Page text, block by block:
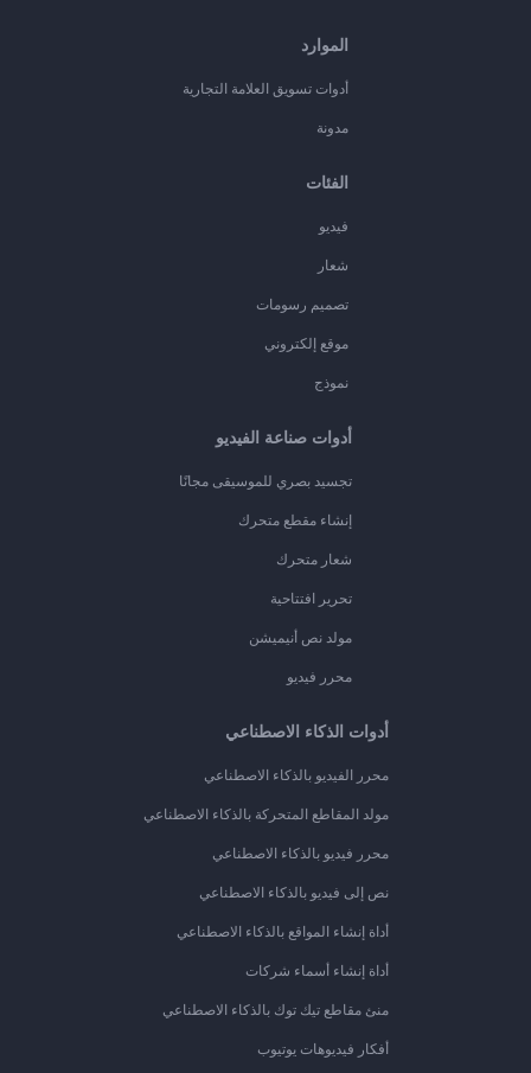
الموارد
أدوات تسويق العلامة التجارية
مدونة
الفئات
فيديو
شعار
تصميم رسومات
موقع إلكتروني
نموذج
أدوات صناعة الفيديو
تجسيد بصري للموسيقى مجانًا
إنشاء مقطع متحرك
شعار متحرك
تحرير افتتاحية
مولد نص أنيميشن
محرر فيديو
أدوات الذكاء الاصطناعي
محرر الفيديو بالذكاء الاصطناعي
مولد المقاطع المتحركة بالذكاء الاصطناعي
محرر فيديو بالذكاء الاصطناعي
نص إلى فيديو بالذكاء الاصطناعي
أداة إنشاء المواقع بالذكاء الاصطناعي
أداة إنشاء أسماء شركات
منئ مقاطع تيك توك بالذكاء الاصطناعي
أفكار فيديوهات يوتيوب